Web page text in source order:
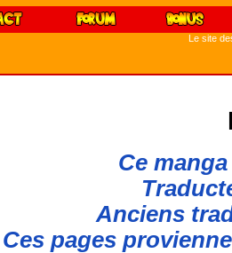
Le site
Ce
Anciens
Ces pages